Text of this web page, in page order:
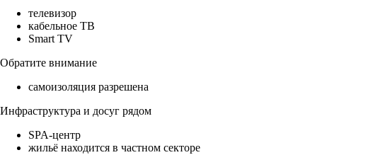
телевизор
кабельное ТВ
Smart TV
Обратите внимание
самоизоляция разрешена
Инфраструктура и досуг рядом
SPA-центр
жильё находится в частном секторе